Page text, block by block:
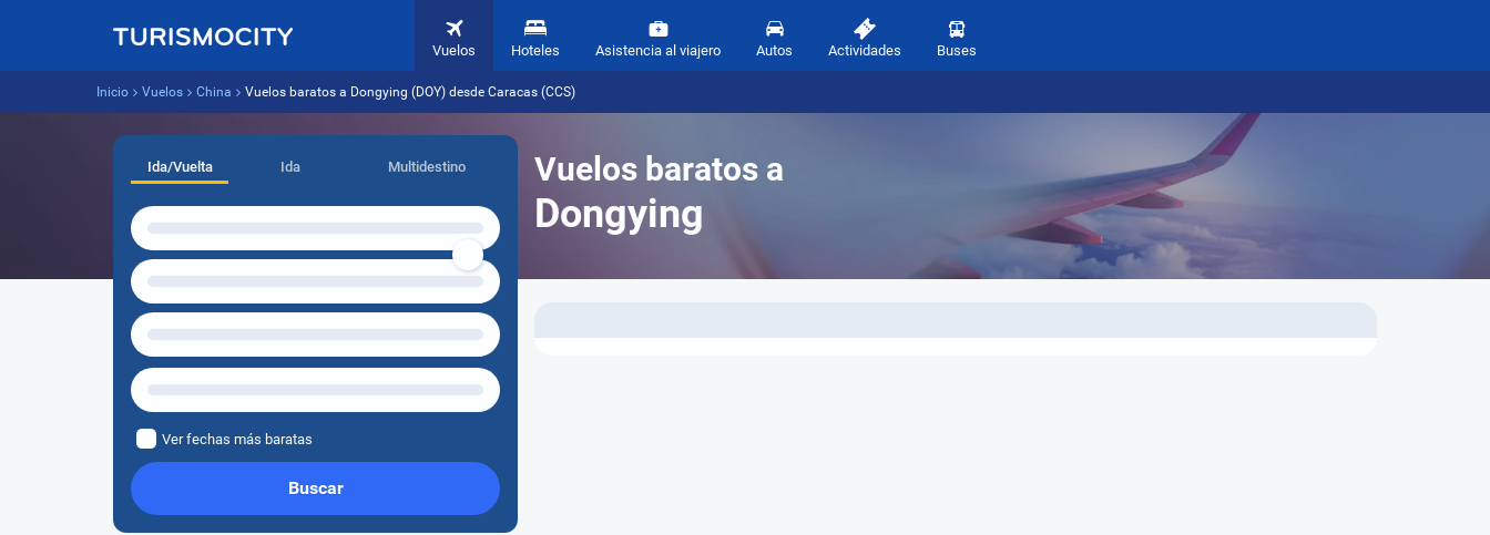
Vuelos Hoteles Asistencia al viajero Autos Actividades Buses
Inicio Vuelos China Vuelos baratos a Dongying (DOY) desde Caracas (CCS)
Vuelos baratos a
Dongying
Ida/Vuelta Ida Multidestino
Ver fechas más baratas
Buscar